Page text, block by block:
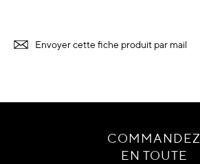
Envoyer cette fiche produit par mail
COMMANDEZ
EN TOUTE